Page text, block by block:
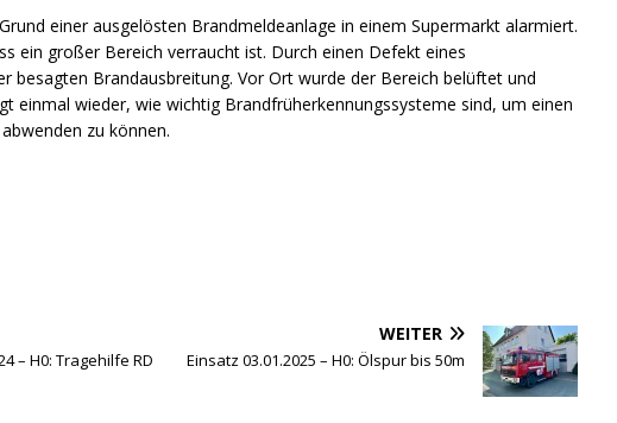
einer ausgelösten Brandmeldeanlage in einem Supermarkt alarmiert.
ein großer Bereich verraucht ist. Durch einen Defekt eines
besagten Brandausbreitung. Vor Ort wurde der Bereich belüftet und
einmal wieder, wie wichtig Brandfrüherkennungssysteme sind, um einen
zu können.
– H0: Tragehilfe RD
WEITER
Einsatz 03.01.2025 – H0: Ölspur bis 50m